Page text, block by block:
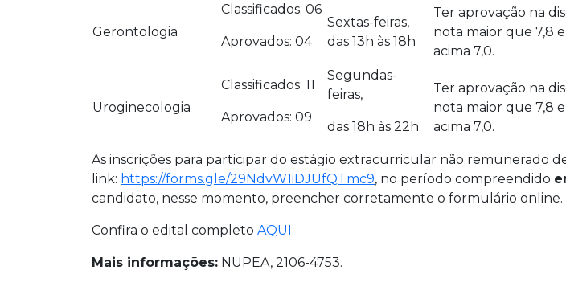
Gerontologia
Classificados: 06
Aprovados: 04
Sextas-feiras,
das 13h às 18h
Ter aprovação na
nota maior que 7,8
acima 7,0.
Uroginecologia
Classificados: 11
Aprovados: 09
Segundas-
feiras,
das 18h às 22h
Ter aprovação na
nota maior que 7,8
acima 7,0.
As inscrições para participar do estágio extracurricular não remunerado
link: https://forms.gle/29NdvW1iDJUfQTmc9, no período compreendido
candidato, nesse momento, preencher corretamente o formulário online.
Confira o edital completo AQUI
Mais informações: NUPEA, 2106-4753.